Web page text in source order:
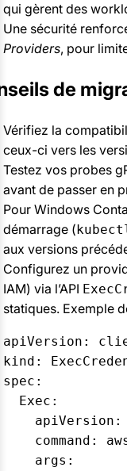
qui gèrent des
Une sécurité
Providers, pour
de
Vérifiez la
ceux-ci vers les
Testez vos probes
avant de passer en
Pour Windows
démarrage (
aux versions
Configurez un
IAM) via l’API
statiques. Exemple
apiVersion:
kind:
spec:
  Exec:
apiVersion:
command:
    args: